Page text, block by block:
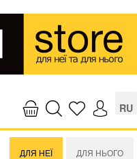
RU
ДЛЯ НЕЇ ДЛЯ НЬОГО